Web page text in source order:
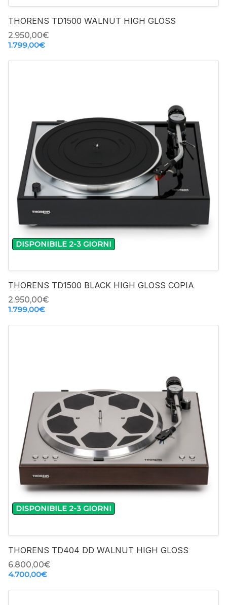
THORENS TD1500 WALNUT HIGH GLOSS
2.950,00‎€
1.799,00‎€
DISPONIBILE 2-3 GIORNI
THORENS TD1500 BLACK HIGH GLOSS COPIA
2.950,00‎€
1.799,00‎€
-
DISPONIBILE 2-3 GIORNI
THORENS TD404 DD WALNUT HIGH GLOSS
6.800,00‎€
4.700,00‎€
+